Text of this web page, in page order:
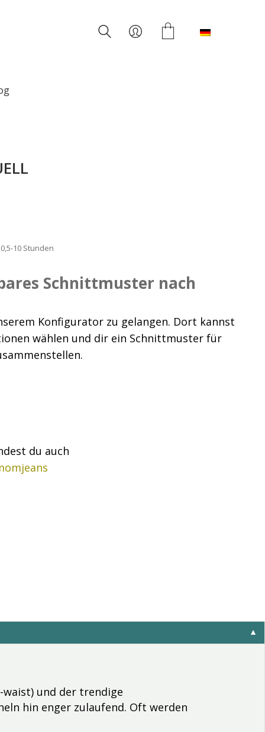
10 Stunden
Schnittmuster nach
Konfigurator zu gelangen. Dort kannst
wählen und dir ein Schnittmuster für
du auch
▼
waist) und der trendige
hin enger zulaufend. Oft werden